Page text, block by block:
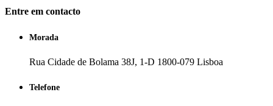
Entre em contacto
Morada
Rua Cidade de Bolama 38J, 1-D 1800-079 Lisboa
Telefone